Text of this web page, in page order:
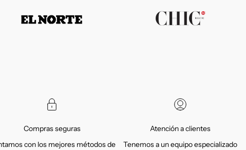
Compras seguras
con los mejores métodos de
Atención a clientes
Tenemos a un equipo especializado